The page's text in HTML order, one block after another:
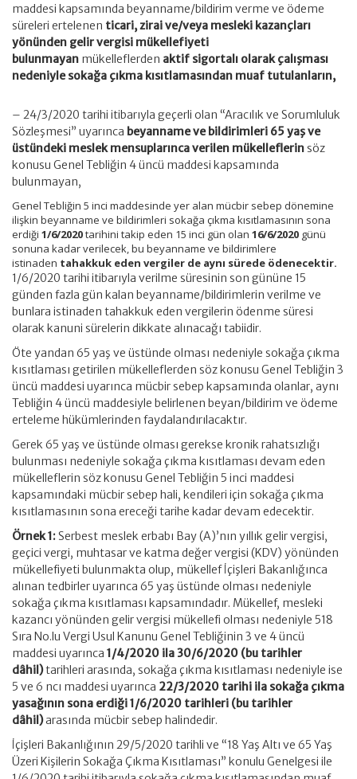
maddesi kapsamında beyanname/bildirim verme ve ödeme
süreleri ertelenen ticari, zirai ve/veya mesleki kazançları
yönünden gelir vergisi mükellefiyeti
bulunmayan mükelleflerden aktif sigortalı olarak çalışması
nedeniyle sokağa çıkma kısıtlamasından muaf tutulanların,
– 24/3/2020 tarihi itibarıyla geçerli olan “Aracılık ve Sorumluluk
Sözleşmesi” uyarınca beyanname ve bildirimleri 65 yaş ve
üstündeki meslek mensuplarınca verilen mükelleflerin söz
konusu Genel Tebliğin 4 üncü maddesi kapsamında
bulunmayan,
Genel Tebliğin 5 inci maddesinde yer alan mücbir sebep dönemine
ilişkin beyanname ve bildirimleri sokağa çıkma kısıtlamasının sona
erdiği 1/6/2020tarihini takip eden 15 inci gün olan 16/6/2020 günü
sonuna kadar verilecek, bu beyanname ve bildirimlere
istinaden tahakkuk eden vergiler de aynı sürede ödenecektir.
1/6/2020 tarihi itibarıyla verilme süresinin son gününe 15
günden fazla gün kalan beyanname/bildirimlerin verilme ve
bunlara istinaden tahakkuk eden vergilerin ödenme süresi
olarak kanuni sürelerin dikkate alınacağı tabiidir.
Öte yandan 65 yaş ve üstünde olması nedeniyle sokağa çıkma
kısıtlaması getirilen mükelleflerden söz konusu Genel Tebliğin 3
üncü maddesi uyarınca mücbir sebep kapsamında olanlar, aynı
Tebliğin 4 üncü maddesiyle belirlenen beyan/bildirim ve ödeme
erteleme hükümlerinden faydalandırılacaktır.
Gerek 65 yaş ve üstünde olması gerekse kronik rahatsızlığı
bulunması nedeniyle sokağa çıkma kısıtlaması devam eden
mükelleflerin söz konusu Genel Tebliğin 5 inci maddesi
kapsamındaki mücbir sebep hali, kendileri için sokağa çıkma
kısıtlamasının sona ereceği tarihe kadar devam edecektir.
Örnek 1:Serbest meslek erbabı Bay (A)’nın yıllık gelir vergisi,
geçici vergi, muhtasar ve katma değer vergisi (KDV) yönünden
mükellefiyeti bulunmakta olup, mükellef İçişleri Bakanlığınca
alınan tedbirler uyarınca 65 yaş üstünde olması nedeniyle
sokağa çıkma kısıtlaması kapsamındadır. Mükellef, mesleki
kazancı yönünden gelir vergisi mükellefi olması nedeniyle 518
Sıra No.lu Vergi Usul Kanunu Genel Tebliğinin 3 ve 4 üncü
maddesi uyarınca 1/4/2020 ila 30/6/2020 (bu tarihler
dâhil)tarihleri arasında, sokağa çıkma kısıtlaması nedeniyle ise
5 ve 6 ncı maddesi uyarınca 22/3/2020 tarihi ila sokağa çıkma
yasağının sona erdiği 1/6/2020 tarihleri (bu tarihler
dâhil)arasında mücbir sebep halindedir.
İçişleri Bakanlığının 29/5/2020 tarihli ve “18 Yaş Altı ve 65 Yaş
Üzeri Kişilerin Sokağa Çıkma Kısıtlaması” konulu Genelgesi ile